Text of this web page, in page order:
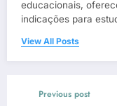
educacionais,
indicações para
View All Posts
Previous post